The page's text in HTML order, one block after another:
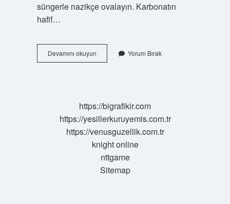
süngerle nazikçe ovalayın. Karbonatın
hafif…
Devamını okuyunKarbonat
Ile
Yorum Bırak
https://bigrafikir.com
https://yesillerkuruyemis.com.tr
https://venusguzellik.com.tr
knight online
nttgame
Sitemap